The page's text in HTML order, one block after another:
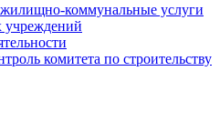
коммунальные услуги
учреждений
комитета по строительству